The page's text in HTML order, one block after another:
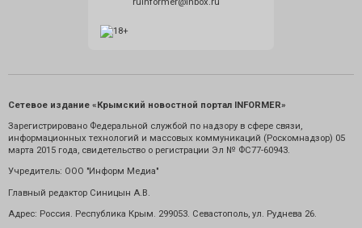
Сетевое издание «Крымский новостной портал INFORMER»
Зарегистрировано Федеральной службой по надзору в сфере связи,
информационных технологий и массовых коммуникаций (Роскомнадзор) 05
марта 2015 года, свидетельство о регистрации Эл № ФС77-60943.
Учредитель: ООО "Информ Медиа"
Главный редактор Синицын А.В.
Адрес: Россия. Республика Крым. 299053. Севастополь, ул. Руднева 26.